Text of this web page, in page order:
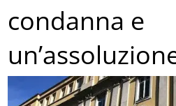
condanna e